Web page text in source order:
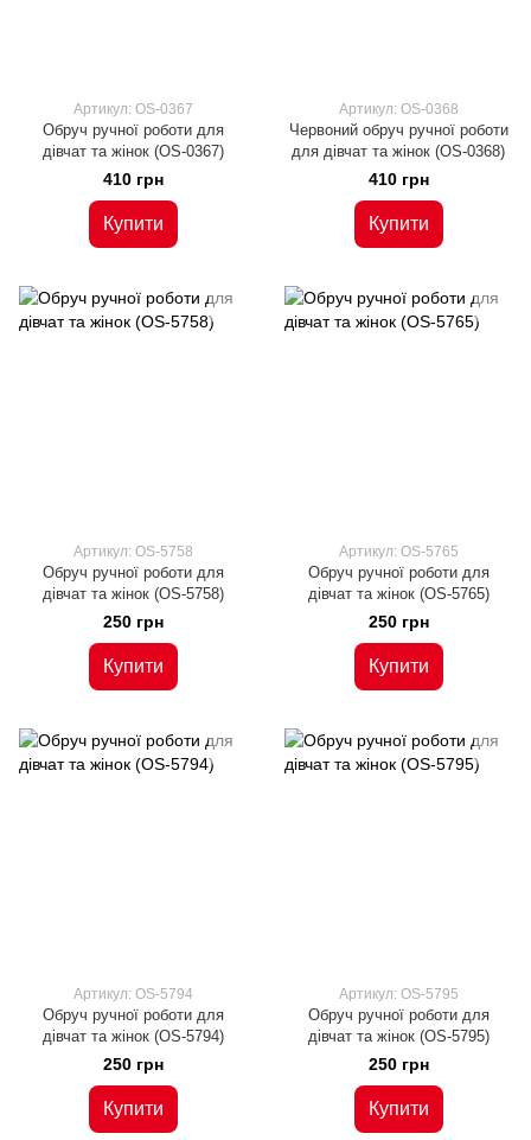
Артикул: OS-0367
Обруч ручної роботи для
дівчат та жінок (OS-0367)
410 грн
Купити
Артикул: OS-0368
Червоний обруч ручної роботи
для дівчат та жінок (OS-0368)
410 грн
Купити
Артикул: OS-5758
Обруч ручної роботи для
дівчат та жінок (OS-5758)
250 грн
Купити
Артикул: OS-5765
Обруч ручної роботи для
дівчат та жінок (OS-5765)
250 грн
Купити
Артикул: OS-5794
Обруч ручної роботи для
дівчат та жінок (OS-5794)
250 грн
Купити
Артикул: OS-5795
Обруч ручної роботи для
дівчат та жінок (OS-5795)
250 грн
Купити